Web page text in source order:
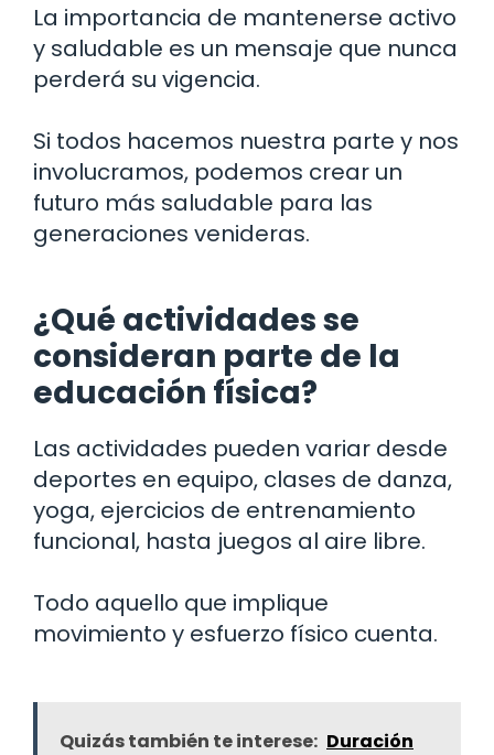
La importancia de mantenerse activo
y saludable es un mensaje que nunca
perderá su vigencia.
Si todos hacemos nuestra parte y nos
involucramos, podemos crear un
futuro más saludable para las
generaciones venideras.
¿Qué actividades se
consideran parte de la
educación física?
Las actividades pueden variar desde
deportes en equipo, clases de danza,
yoga, ejercicios de entrenamiento
funcional, hasta juegos al aire libre.
Todo aquello que implique
movimiento y esfuerzo físico cuenta.
Quizás también te interese: Duración